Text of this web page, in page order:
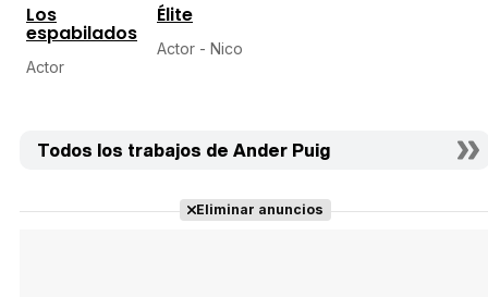
Los
espabilados
Actor
Élite
Actor - Nico
Todos los trabajos de Ander Puig
Eliminar anuncios